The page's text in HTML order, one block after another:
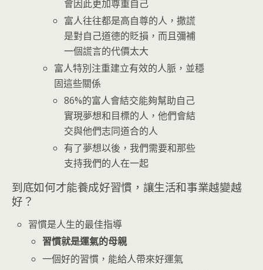
會因此更加尊重自己
富人往往都是高自尊的人，撒謊
是對自己道德的貶損，而且彌補
一個謊言的代價太大
富人特別注重建立有效的人脈，並穩
固這些關係
86%的富人會結交能夠幫助自己
實現夢想和目標的人，他們會結
交與他們志同道合的人
有了夢想以後，我們需要和那些
支持我們的人在一起
到底如何才能養成好習慣，讓生活和事業越變越
好？
習慣是人生的最佳指導
習慣就是運氣的母親
一個好的習慣，能給人帶來好運氣